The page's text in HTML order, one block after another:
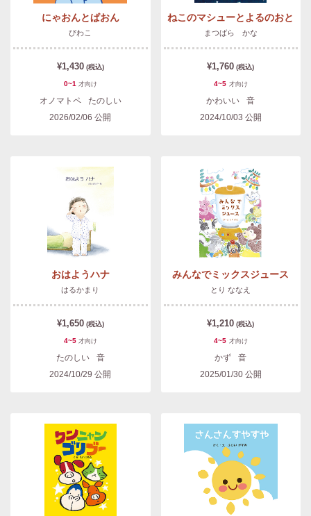
にゃおんとぱおん
びわこ
¥1,430 (税込)
0~1 才向け
オノマトペ
たのしい
2026/02/06 公開
ねこのマシューとよるのおと
まつばら かな
¥1,760 (税込)
4~5 才向け
かわいい
音
2024/10/03 公開
おはようハナ
はるかまり
¥1,650 (税込)
4~5 才向け
たのしい
音
2024/10/29 公開
みんなでミックスジュース
とり ななえ
¥1,210 (税込)
4~5 才向け
かず
音
2025/01/30公開